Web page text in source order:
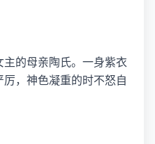
的母亲陶氏。一身紫衣
，神色凝重的时不怒自